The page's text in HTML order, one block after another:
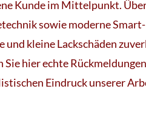
Kunde im Mittelpunkt.
sowie moderne
und kleine Lackschäden
hier echte
Eindruck unserer